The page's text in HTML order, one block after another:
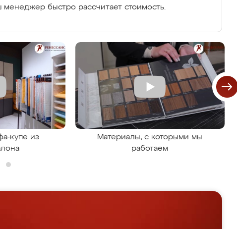
менеджер быстро рассчитает стоимость.
купе из
Материалы, с которыми мы
работаем